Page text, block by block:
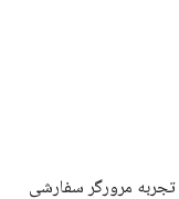
مرورگر سفارشی